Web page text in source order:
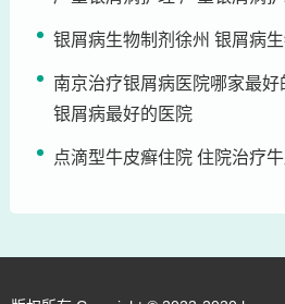
银屑病生物制剂徐州 银屑病
南京治疗银屑病医院哪家最
银屑病最好的医院
点滴型牛皮癣住院 住院治疗